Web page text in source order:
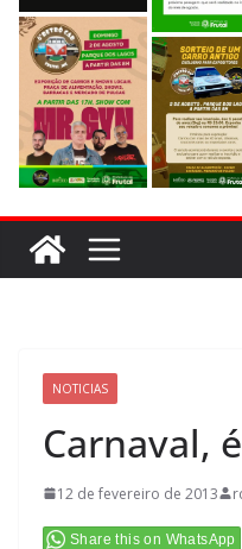
NOTICIAS
Carnaval,
12 de fevereiro de 2013
Share this on WhatsApp